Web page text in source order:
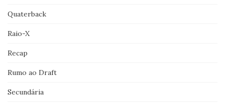
Quaterback
Raio-X
Recap
Rumo ao Draft
Secundária